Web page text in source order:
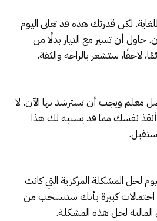
لكن قدرتك هذه قد تعاني اليوم
أن تسير مع التيار بدلًا من
لاحقًا، ستشعر بالراحة والثقة.
معلم ويجب أن تسترشد بها الآن. لا
نفسك مما قد يسببه لك هذا
لحل المشكلة المركزية التي كانت
كبيرة بأنك ستنسحب من
المالية لحل هذه المشكلة.